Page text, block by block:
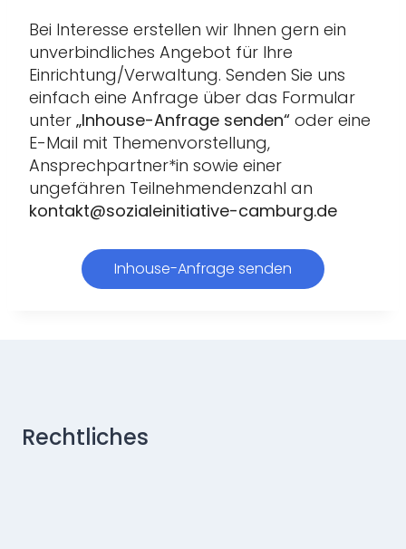
Bei Interesse erstellen wir Ihnen gern ein
unverbindliches Angebot für Ihre
Einrichtung/Verwaltung. Senden Sie uns
einfach eine Anfrage über das Formular
unter „Inhouse-Anfrage senden“ oder eine
E-Mail mit Themenvorstellung,
Ansprechpartner*in sowie einer
ungefähren Teilnehmendenzahl an
kontakt@sozialeinitiative-camburg.de
Inhouse-Anfrage senden
Rechtliches